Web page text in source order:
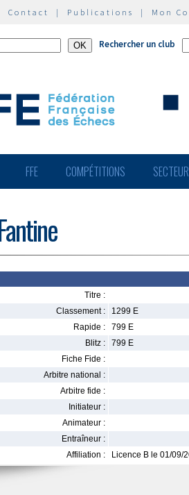
Contact | Publications | Mon
Rechercher un club
FFE COMPÉTITIONS
Titre :
Classement :
1299 E
Rapide :
799 E
Blitz :
799 E
Fiche Fide :
Arbitre national :
Arbitre fide :
Initiateur :
Animateur :
Entraîneur :
Affiliation :
Licence B le 01/09/